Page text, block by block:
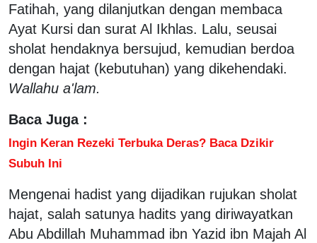
Fatihah, yang dilanjutkan dengan membaca
Ayat Kursi dan surat Al Ikhlas. Lalu, seusai
sholat hendaknya bersujud, kemudian berdoa
dengan hajat (kebutuhan) yang dikehendaki.
Wallahu a'lam.
Baca Juga :
Ingin Keran Rezeki Terbuka Deras? Baca Dzikir
Subuh Ini
Mengenai hadist yang dijadikan rujukan sholat
hajat, salah satunya hadits yang diriwayatkan
Abu Abdillah Muhammad ibn Yazid ibn Majah Al